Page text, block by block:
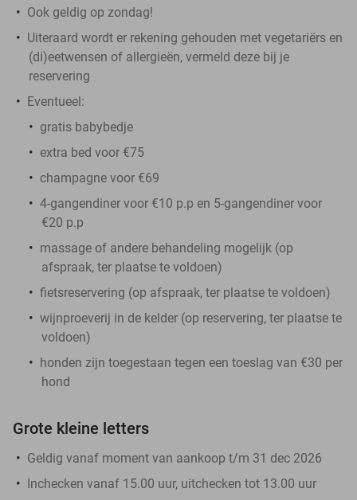
Ook geldig op zondag!
Uiteraard wordt er rekening gehouden met vegetariërs en
(di)eetwensen of allergieën, vermeld deze bij je
reservering
Eventueel:
gratis babybedje
extra bed voor €75
champagne voor €69
4-gangendiner voor €10 p.p en 5-gangendiner voor
€20 p.p
massage of andere behandeling mogelijk (op
afspraak, ter plaatse te voldoen)
fietsreservering (op afspraak, ter plaatse te voldoen)
wijnproeverij in de kelder (op reservering, ter plaatse te
voldoen)
honden zijn toegestaan tegen een toeslag van €30 per
hond
Grote kleine letters
Geldig vanaf moment van aankoop t/m 31 dec 2026
Inchecken vanaf 15.00 uur, uitchecken tot 13.00 uur